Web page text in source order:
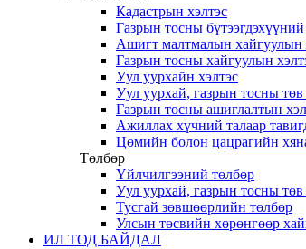
Кадастрын хэлтэс
Газрын тосны бүтээгдэхүүний
Ашигт малтмалын хайгуулын
Газрын тосны хайгуулын
Уул уурхайн хэлтэс
Уул уурхай, газрын тосны төв
Газрын тосны ашиглалтын
Ажиллах хүчний талаар
Цөмийн болон цацрагийн
Төлбөр
Үйлчилгээний төлбөр
Уул уурхай, газрын тосны
Тусгай зөвшөөрлийн төлбөр
Улсын төсвийн хөрөнгөөр
ИЛ ТОД БАЙДАЛ